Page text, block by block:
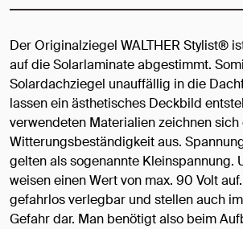
Der Originalziegel WALTHER Stylist®
auf die Solarlaminate abgestimmt.
Solardachziegel unauffällig in die
lassen ein ästhetisches Deckbild
verwendeten Materialien zeichnen sich
Witterungsbeständigkeit aus.
gelten als sogenannte Kleinspannung.
weisen einen Wert von max. 90 Volt
gefahrlos verlegbar und stellen auch
Gefahr dar. Man benötigt also beim